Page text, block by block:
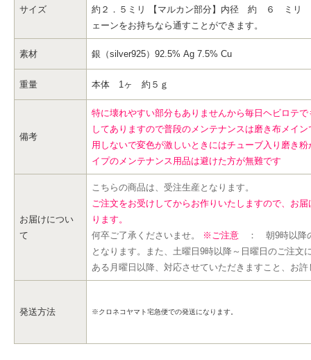
サイズ
約２．５ミリ 【マルカン部分】内径 約 ６ ミリ
ェーンをお持ちなら通すことができます。
素材 銀（silver925）92.5% Ag 7.5% Cu
重量 本体 1ヶ 約５ｇ
備考
特に壊れやすい部分もありませんから毎日ヘビロテ
してありますので普段のメンテナンスは磨き布メイ
用しないで変色が激しいときにはチューブ入り磨き
イプのメンテナンス用品は避けた方が無難です
お届けについ
て
こちらの商品は、受注生産となります。
ご注文をお受けしてからお作りいたしますので、お
ります。
何卒ご了承くださいませ。
※ご注意
： 朝9時以降
となります。また、土曜日9時以降～日曜日のご注文
ある月曜日以降、対応させていただきますこと、お
発送方法 ※クロネコヤマト宅急便での発送になります。